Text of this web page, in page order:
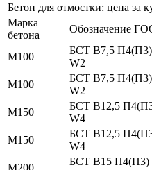
Бетон для отмостки: цена за
Марка
бетона
Обозначение
М100
БСТ В7,5 П4(П3)
W2
М100
БСТ В7,5 П4(П3)
W2
М150
БСТ В12,5
W4
М150
БСТ В12,5
W4
М200
БСТ В15 П4(П3)